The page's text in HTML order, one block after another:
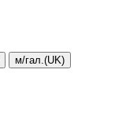
м/гал.(UK)